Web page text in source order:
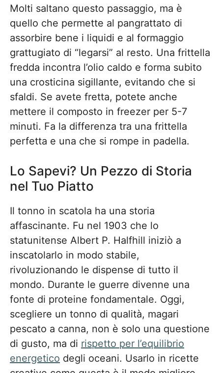
Molti saltano questo passaggio, ma è
quello che permette al pangrattato di
assorbire bene i liquidi e al formaggio
grattugiato di “legarsi” al resto. Una frittella
fredda incontra l’olio caldo e forma subito
una crosticina sigillante, evitando che si
sfaldi. Se avete fretta, potete anche
mettere il composto in freezer per 5-7
minuti. Fa la differenza tra una frittella
perfetta e una che si rompe in padella.
Lo Sapevi? Un Pezzo di Storia
nel Tuo Piatto
Il tonno in scatola ha una storia
affascinante. Fu nel 1903 che lo
statunitense Albert P. Halfhill iniziò a
inscatolarlo in modo stabile,
rivoluzionando le dispense di tutto il
mondo. Durante le guerre divenne una
fonte di proteine fondamentale. Oggi,
scegliere un tonno di qualità, magari
pescato a canna, non è solo una questione
di gusto, ma di rispetto per l’equilibrio
energetico degli oceani. Usarlo in ricette